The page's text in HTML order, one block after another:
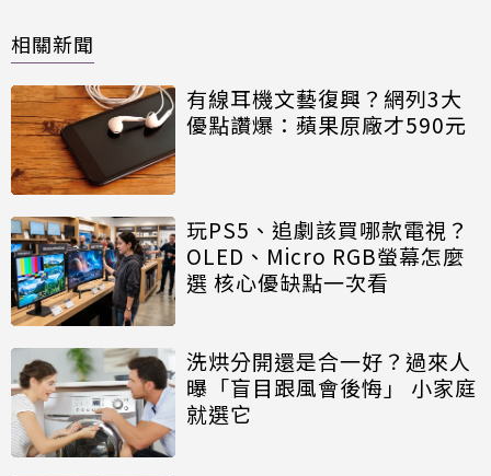
相關新聞
有線耳機文藝復興？網列3大
優點讚爆：蘋果原廠才590元
玩PS5、追劇該買哪款電視？
OLED、Micro RGB螢幕怎麼
選 核心優缺點一次看
洗烘分開還是合一好？過來人
曝「盲目跟風會後悔」 小家庭
就選它